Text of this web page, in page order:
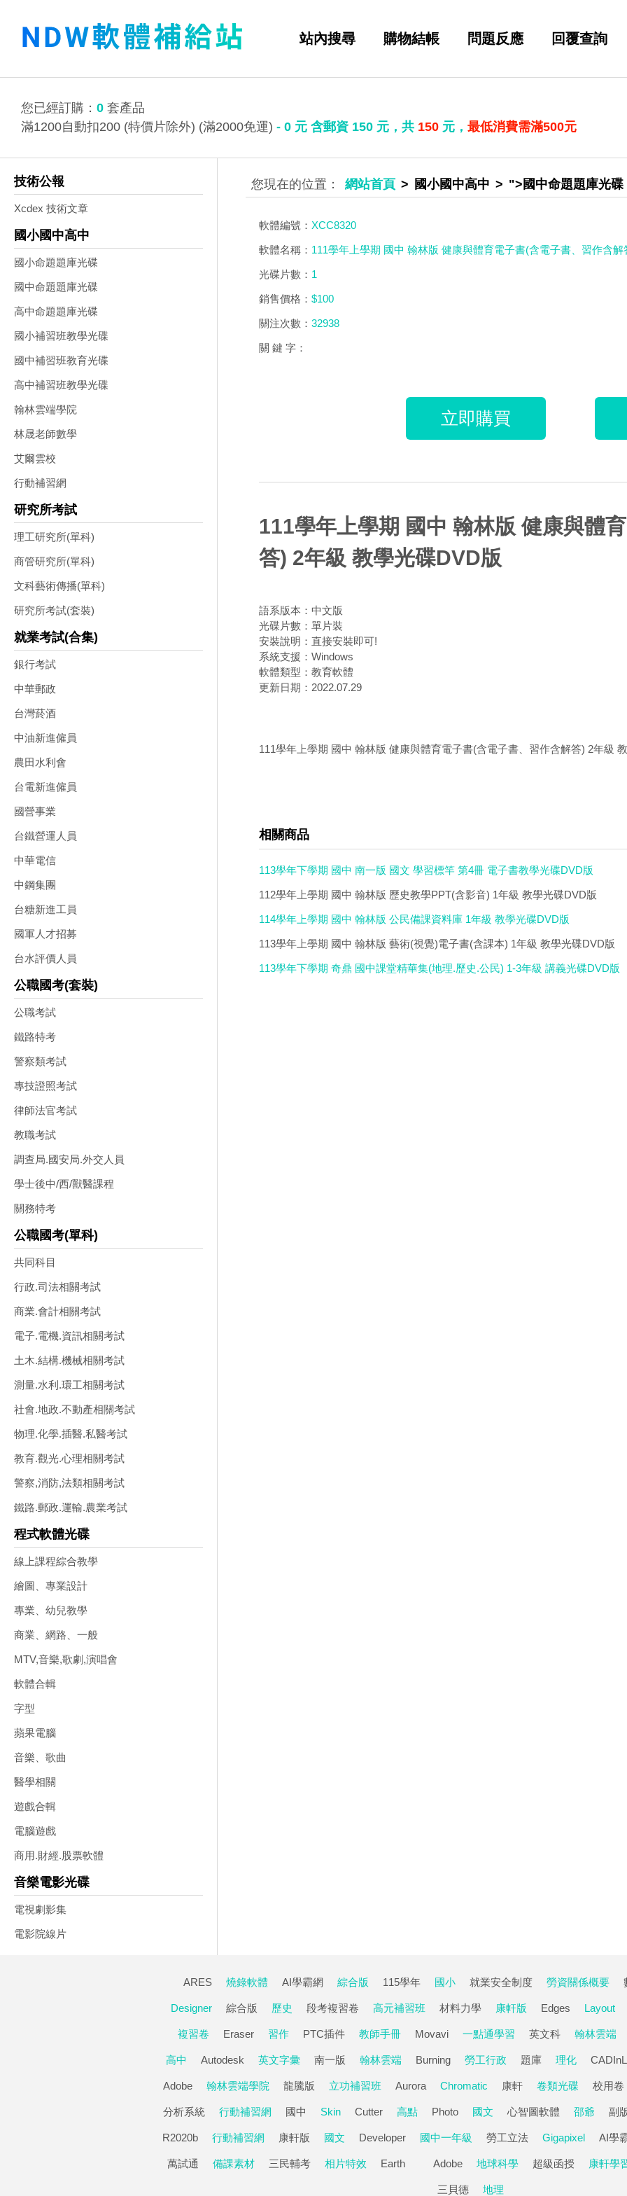
站內搜尋 購物結帳 問題反應 回覆查詢
您已經訂購： 0 套產品
滿1200自動扣200 (特價片除外) (滿2000免運) - 0 元 含郵資 150 元，共 150 元， 最低消費需滿500元
技術公報
Xcdex 技術文章
國小國中高中
國小命題題庫光碟
國中命題題庫光碟
高中命題題庫光碟
國小補習班教學光碟
國中補習班教育光碟
高中補習班教學光碟
翰林雲端學院
林晟老師數學
艾爾雲校
行動補習網
研究所考試
理工研究所(單科)
商管研究所(單科)
文科藝術傳播(單科)
研究所考試(套裝)
就業考試(合集)
銀行考試
中華郵政
台灣菸酒
中油新進僱員
農田水利會
台電新進僱員
國營事業
台鐵營運人員
中華電信
中鋼集團
台糖新進工員
國軍人才招募
台水評價人員
公職國考(套裝)
公職考試
鐵路特考
警察類考試
專技證照考試
律師法官考試
教職考試
調查局.國安局.外交人員
學士後中/西/獸醫課程
關務特考
公職國考(單科)
共同科目
行政.司法相關考試
商業.會計相關考試
電子.電機.資訊相關考試
土木.結構.機械相關考試
測量.水利.環工相關考試
社會.地政.不動產相關考試
物理.化學.插醫.私醫考試
教育.觀光.心理相關考試
警察,消防,法類相關考試
鐵路.郵政.運輸.農業考試
程式軟體光碟
線上課程綜合教學
繪圖、專業設計
專業、幼兒教學
商業、網路、一般
MTV,音樂,歌劇,演唱會
軟體合輯
字型
蘋果電腦
音樂、歌曲
醫學相關
遊戲合輯
電腦遊戲
商用.財經.股票軟體
音樂電影光碟
電視劇影集
電影院線片
網站首頁 國小國中高中 ">國中命題題庫光碟
軟體編號：XCC8320
軟體名稱： 111學年上學期 國中 翰林版 健康與體育電子書(含電子書、習作含
光碟片數： 1
銷售價格：$100
關注次數：32938
關 鍵 字：
立即購買
111學年上學期 國中 翰林版 健康與體
答) 2年級 教學光碟DVD版
語系版本：中文版
光碟片數：單片裝
安裝說明：直接安裝即可!
系統支援：Windows
軟體類型：教育軟體
更新日期：2022.07.29
111學年上學期 國中 翰林版 健康與體育電子書(含電子書、習作含解答) 2年級
相關商品
113學年下學期 國中 南一版 國文 學習標竿 第4冊 電子書教學光碟DVD版
112學年上學期 國中 翰林版 歷史教學PPT(含影音) 1年級 教學光碟DVD版
114學年上學期 國中 翰林版 公民備課資料庫 1年級 教學光碟DVD版
113學年上學期 國中 翰林版 藝術(視覺)電子書(含課本) 1年級 教學光碟DVD版
113學年下學期 奇鼎 國中課堂精華集(地理.歷史.公民) 1-3年級 講義光碟DVD版
ARES 燒錄軟體 AI學霸網 綜合版 115學年 國小 就業安全制度 勞資關係概要
Designer 綜合版 歷史 段考複習卷 高元補習班 材料力學 康軒版 Edges Layout
複習卷 Eraser 習作 PTC插件 教師手冊 Movavi 一點通學習 英文科 翰林雲端
高中 Autodesk 英文字彙 南一版 翰林雲端 Burning 勞工行政 題庫 理化
Adobe 翰林雲端學院 龍騰版 立功補習班 Aurora Chromatic 康軒 卷類光碟 校用卷
分析系統 行動補習網 國中 Skin Cutter 高點 Photo 國文 心智圖軟體 邵爺 副
R2020b 行動補習網 康軒版 國文 Developer 國中一年級 勞工立法 Gigapixel AI學
萬試通 備課素材 三民輔考 相片特效 Earth Adobe 地球科學 超級函授 康軒學
三貝德 地理